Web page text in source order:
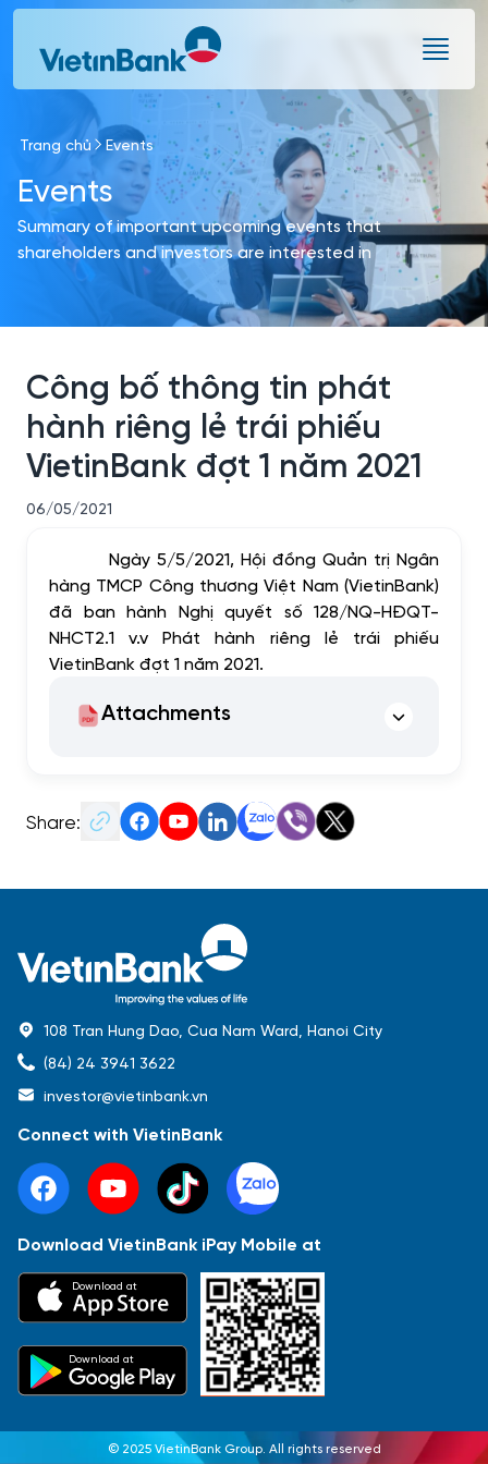
Skip to Main Content
Báo cáo tài chính Thông tin giao dịch
Sự kiện
Trang chủ Events
Events
Summary of important upcoming events that
shareholders and investors are interested in
Công bố thông tin phát
hành riêng lẻ trái phiếu
VietinBank đợt 1 năm 2021
06/05/2021
Ngày 5/5/2021, Hội đồng Quản trị Ngân
hàng TMCP Công thương Việt Nam (VietinBank)
đã ban hành Nghị quyết số 128/NQ-HĐQT-
NHCT2.1 v.v Phát hành riêng lẻ trái phiếu
VietinBank đợt 1 năm 2021.
Attachments
Share:
108 Tran Hung Dao, Cua Nam Ward, Hanoi City
(84) 24 3941 3622
investor@vietinbank.vn
Connect with VietinBank
Download VietinBank iPay Mobile at
Download at
Download at
© 2025 VietinBank Group. All rights reserved